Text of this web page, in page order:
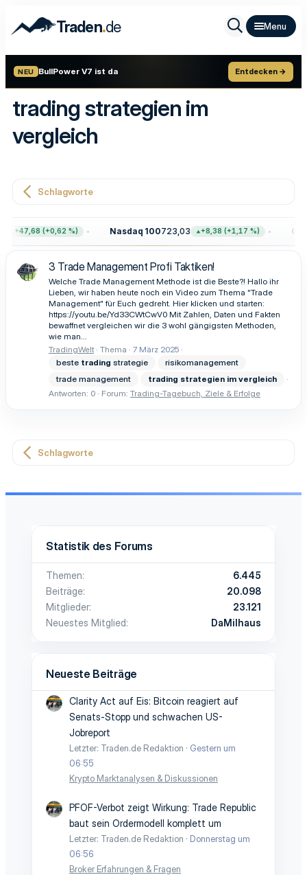
Traden.de
NEU BullPower V7 ist da Entdecken →
trading strategien im
vergleich
Schlagworte
+47,68 (+0,62 %) Nasdaq 100723,03 +8,38 (+1,17 %) Gold
3 Trade Management Profi Taktiken!
Welche Trade Management Methode ist die Beste?! Hallo ihr
Lieben, wir haben heute noch ein Video zum Thema "Trade
Management" für Euch gedreht. Hier klicken und starten:
https://youtu.be/Yd33CWtCwV0 Mit Zahlen, Daten und Fakten
bewaffnet vergleichen wir die 3 wohl gängigsten Methoden,
wie man...
TradingWelt Thema
7 März 2025
beste trading strategie
risikomanagement
trade management
trading strategien im vergleich
Antworten: 0
Forum: Trading-Tagebuch, Ziele & Erfolge
Schlagworte
Statistik des Forums
Themen
6.445
Beiträge
20.098
Mitglieder
23.121
Neuestes Mitglied
DaMilhaus
Neueste Beiträge
Clarity Act auf Eis: Bitcoin reagiert auf
Senats-Stopp und schwachen US-
Jobreport
Letzter: Traden.de Redaktion
Gestern um
06:55
Krypto Marktanalysen & Diskussionen
PFOF-Verbot zeigt Wirkung: Trade Republic
baut sein Ordermodell komplett um
Letzter: Traden.de Redaktion
Donnerstag um
06:56
Broker Erfahrungen & Fragen